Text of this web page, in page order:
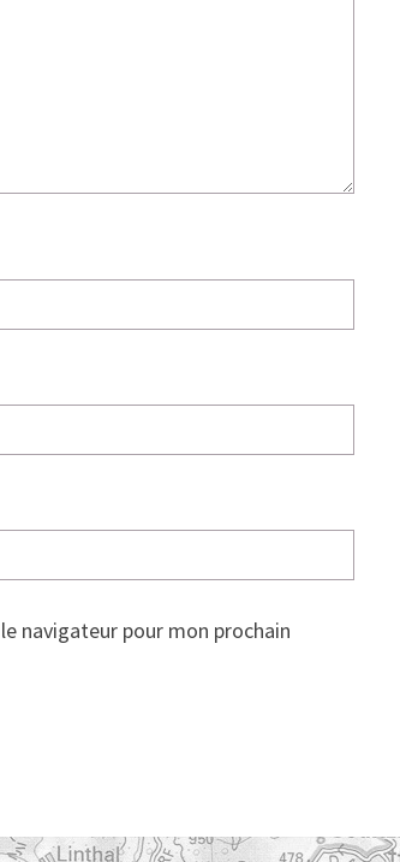
navigateur pour mon prochain